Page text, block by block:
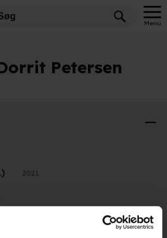
Menu
Petersen
2021